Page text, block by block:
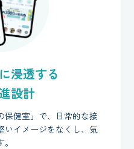
浸透する
設計
保健室」で、日常的な接
いイメージをなくし、気